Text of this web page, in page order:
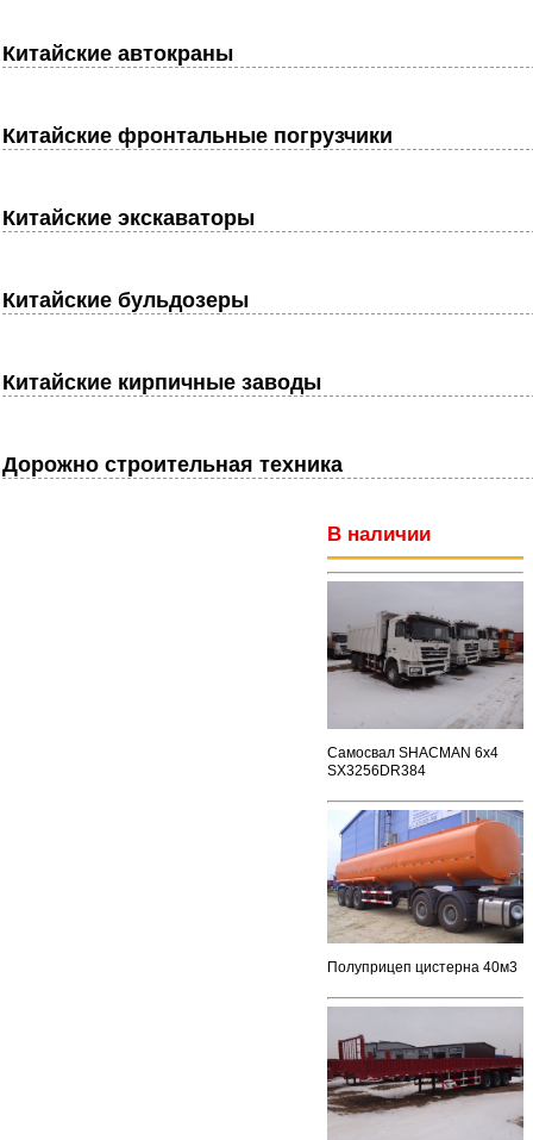
Китайские автокраны
Китайские фронтальные погрузчики
Китайские экскаваторы
Китайские бульдозеры
Китайские кирпичные заводы
Дорожно строительная техника
В наличии
Самосвал SHACMAN 6x4
SX3256DR384
Полуприцеп цистерна 40м3